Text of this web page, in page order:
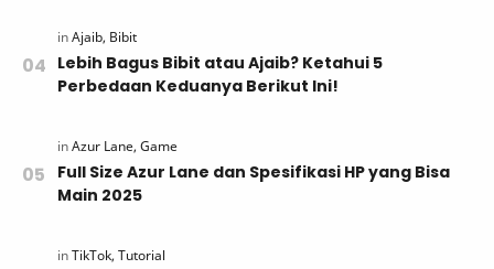
Lebih Bagus Bibit atau Ajaib? Ketahui 5
Perbedaan Keduanya Berikut Ini!
Full Size Azur Lane dan Spesifikasi HP yang Bisa
Main 2025